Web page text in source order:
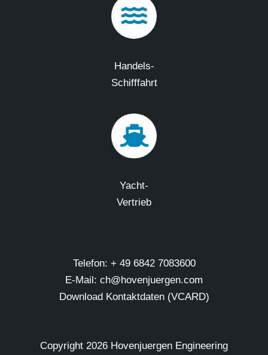
Handels-
Schifffahrt
Yacht-
Vertrieb
Telefon: + 49 6842 7083600
E-Mail: ch@hovenjuergen.com
Download Kontaktdaten (VCARD)
Copyright 2026 Hovenjuergen Engineering